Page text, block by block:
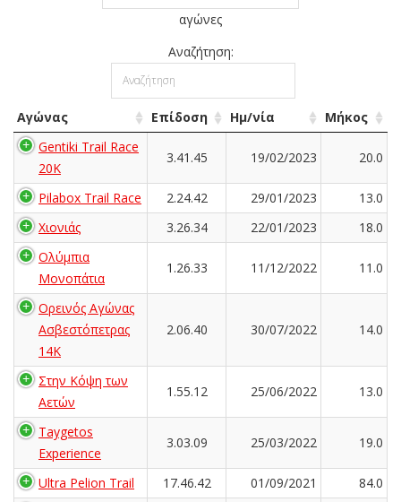
αγώνες
Αναζήτηση:
Αγώνας Επίδοση Ημ/νία
Μήκος
Gentiki Trail Race
20K
3.41.45 19/02/2023 20.0
Pilabox Trail Race 2.24.42 29/01/2023
13.0
Χιονιάς
3.26.34 22/01/2023
18.0
Ολύμπια
Μονοπάτια
1.26.33 11/12/2022 11.0
Ορεινός Αγώνας
Ασβεστόπετρας
14K
2.06.40 30/07/2022 14.0
Στην Κόψη των
Αετών
1.55.12 25/06/2022 13.0
Taygetos
Experience
3.03.09 25/03/2022 19.0
Ultra Pelion Trail 17.46.42 01/09/2021
84.0